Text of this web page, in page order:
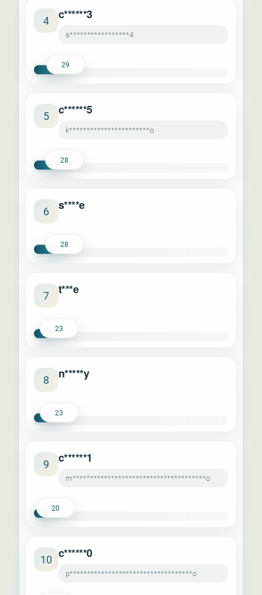
4 c******3
s*****************4
29
5 c******5
k***********************o
28
6 s****e
28
7 t***e
23
8 n*****y
23
9 c******1
m**************************************o
20
10 c******0
p***********************************o